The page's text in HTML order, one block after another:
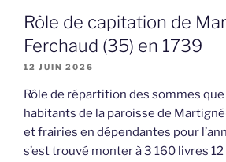
Rôle de capitation de
Ferchaud (35) en 1739
12 JUIN 2026
Rôle de répartition des sommes
habitants de la paroisse de
et frairies en dépendantes pour
s’est trouvé monter à 3 160 livres